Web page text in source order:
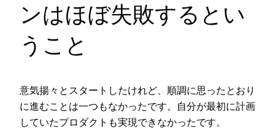
ンはほぼ失敗するとい
うこと
意気揚々とスタートしたけれど、順調に思ったとおり
に進むことは一つもなかったです。自分が最初に計画
していたプロダクトも実現できなかったです。